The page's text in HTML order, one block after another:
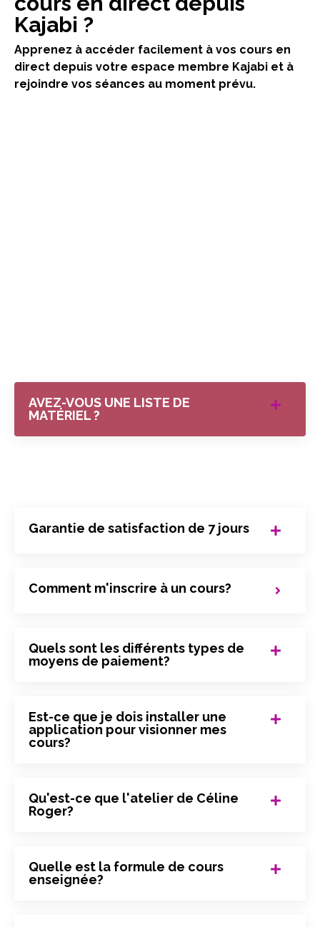
Kajabi ?
Apprenez à accéder facilement à vos cours en
direct depuis votre espace membre Kajabi et à
rejoindre vos séances au moment prévu.
AVEZ-VOUS UNE LISTE DE
MATÉRIEL ?
Garantie de satisfaction de 7 jours
Comment m'inscrire à un cours?
Quels sont les différents types de
moyens de paiement?
Est-ce que je dois installer une
application pour visionner mes
cours?
Qu'est-ce que l'atelier de Céline
Roger?
Quelle est la formule de cours
enseignée?